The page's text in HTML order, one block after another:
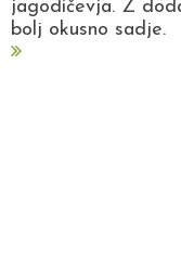
jagodičevja. Z
bolj okusno sadje.